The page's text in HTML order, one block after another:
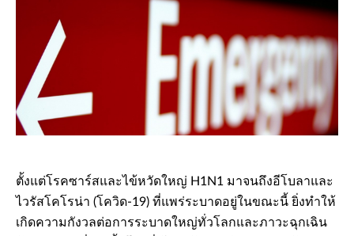
ตั้งแต่โรคซาร์สและไข้หวัดใหญ่ H1N1 มาจนถึงอีโบลาและ
ไวรัสโคโรน่า (โควิด-19) ที่แพร่ระบาดอยู่ในขณะนี้ ยิ่งทำให้
เกิดความกังวลต่อการระบาดใหญ่ทั่วโลกและภาวะฉุกเฉิน